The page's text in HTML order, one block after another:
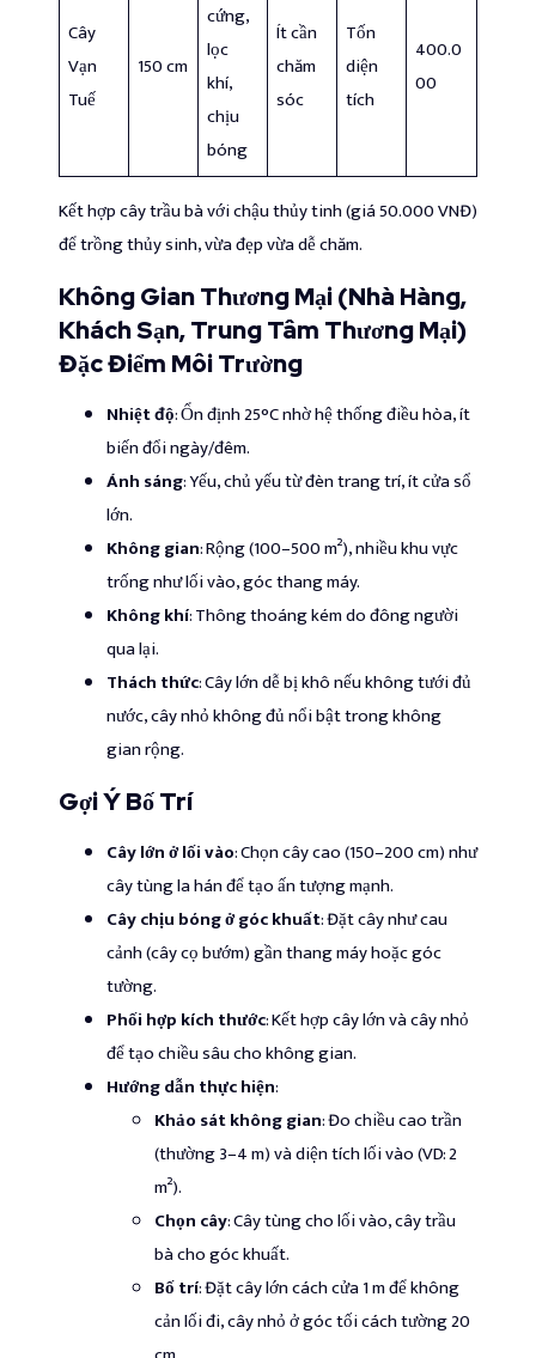
Cây
Vạn
Tuế
150 cm
cứng,
lọc
khí,
chịu
bóng
Ít cần
chăm
sóc
Tốn
diện
tích
400.0
00
Kết hợp cây trầu bà với chậu thủy tinh (giá 50.000 VNĐ)
để trồng thủy sinh, vừa đẹp vừa dễ chăm.
Không Gian Thương Mại (Nhà Hàng,
Khách Sạn, Trung Tâm Thương Mại)
Đặc Điểm Môi Trường
Nhiệt độ: Ổn định 25°C nhờ hệ thống điều hòa, ít
biến đổi ngày/đêm.
Ánh sáng: Yếu, chủ yếu từ đèn trang trí, ít cửa sổ
lớn.
Không gian: Rộng (100–500 m²), nhiều khu vực
trống như lối vào, góc thang máy.
Không khí: Thông thoáng kém do đông người
qua lại.
Thách thức: Cây lớn dễ bị khô nếu không tưới đủ
nước, cây nhỏ không đủ nổi bật trong không
gian rộng.
Gợi Ý Bố Trí
Cây lớn ở lối vào: Chọn cây cao (150–200 cm) như
cây tùng la hán để tạo ấn tượng mạnh.
Cây chịu bóng ở góc khuất: Đặt cây như cau
cảnh (cây cọ bướm) gần thang máy hoặc góc
tường.
Phối hợp kích thước: Kết hợp cây lớn và cây nhỏ
để tạo chiều sâu cho không gian.
Hướng dẫn thực hiện:
Khảo sát không gian: Đo chiều cao trần
(thường 3–4 m) và diện tích lối vào (VD: 2
m²).
Chọn cây: Cây tùng cho lối vào, cây trầu
bà cho góc khuất.
Bố trí: Đặt cây lớn cách cửa 1 m để không
cản lối đi, cây nhỏ ở góc tối cách tường 20